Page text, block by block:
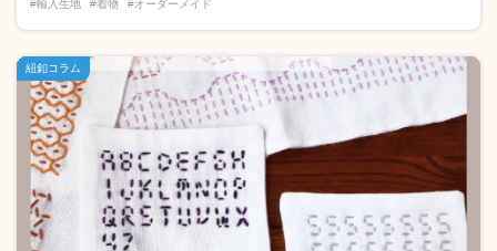
#輸入生地 #着物 #オーダーメイド
紐釦コラム